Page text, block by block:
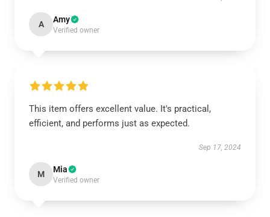
A Amy
Verified owner
This item offers excellent value. It's practical,
efficient, and performs just as expected.
Sep 17, 2024
M Mia
Verified owner